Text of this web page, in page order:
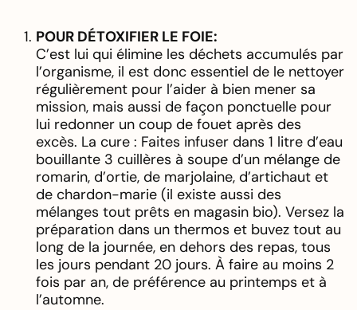
POUR DÉTOXIFIER LE FOIE:
C’est lui qui élimine les déchets accumulés par
l’organisme, il est donc essentiel de le nettoyer
régulièrement pour l’aider à bien mener sa
mission, mais aussi de façon ponctuelle pour
lui redonner un coup de fouet après des
excès. La cure : Faites infuser dans 1 litre d’eau
bouillante 3 cuillères à soupe d’un mélange de
romarin, d’ortie, de marjolaine, d’artichaut et
de chardon-marie (il existe aussi des
mélanges tout prêts en magasin bio). Versez la
préparation dans un thermos et buvez tout au
long de la journée, en dehors des repas, tous
les jours pendant 20 jours. À faire au moins 2
fois par an, de préférence au printemps et à
l’automne.